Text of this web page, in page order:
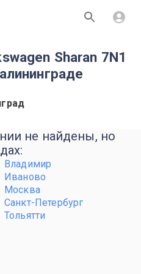
Sharan 7N1
не найдены, но
Владимир
Иваново
Москва
Санкт-Петербург
Тольятти